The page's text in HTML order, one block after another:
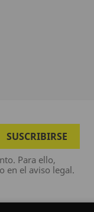
Para ello,
en el aviso legal.